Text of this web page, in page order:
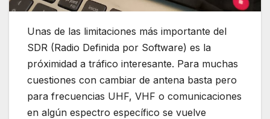
Unas de las limitaciones más importante del
SDR (Radio Definida por Software) es la
próximidad a tráfico interesante. Para muchas
cuestiones con cambiar de antena basta pero
para frecuencias UHF, VHF o comunicaciones
en algún espectro específico se vuelve